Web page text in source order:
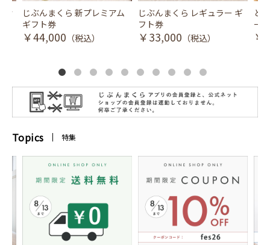
冷
じぶんまくら 新プレミアム
ギフト券
￥44,000 （税込）
じぶんまくら レギュラー ギ
フト券
￥33,000 （税込）
と
ース
￥
Topics 特集